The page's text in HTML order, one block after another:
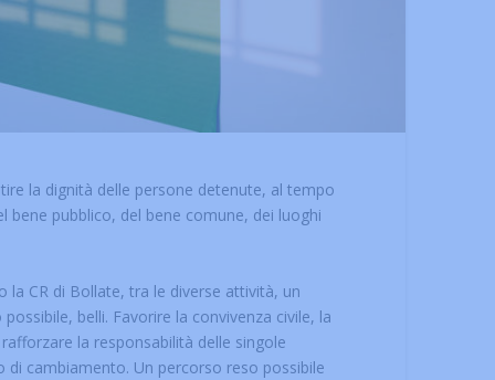
la dignità delle persone detenute, al tempo
bene pubblico, del bene comune, dei luoghi
CR di Bollate, tra le diverse attività, un
belli. Favorire la convivenza civile, la
la responsabilità delle singole
cambiamento. Un percorso reso possibile